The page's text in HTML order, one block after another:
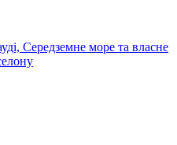
Середземне море та власне